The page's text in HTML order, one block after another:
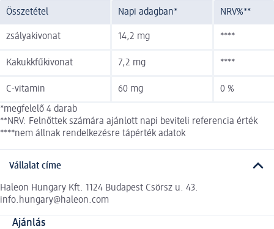
Összetétel Napi adagban* NRV%**
zsályakivonat 14,2 mg ****
Kakukkfűkivonat 7,2 mg ****
C-vitamin 60 mg 0 %
*megfelelő 4 darab
**NRV: Felnőttek számára ajánlott napi beviteli referencia érték
****nem állnak rendelkezésre tápérték adatok
Vállalat címe
Haleon Hungary Kft. 1124 Budapest Csörsz u. 43.
info.hungary@haleon.com
Ajánlás